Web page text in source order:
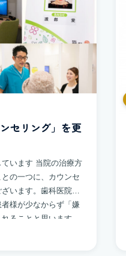
セリング」を更
います 当院の治療方
の一つに、カウンセ
います。歯科医院に
様が少なからず「嫌
ることと思います